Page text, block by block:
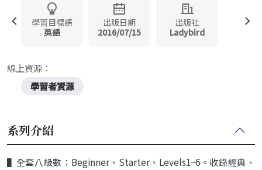
學習目標語
英語
出版日期
2016/07/15
出版社
Ladybird
線上資源：
學習者資源
系列介紹
▌ 全套八級數： Beginner、 Starter、 Levels1~6 。收錄經典、